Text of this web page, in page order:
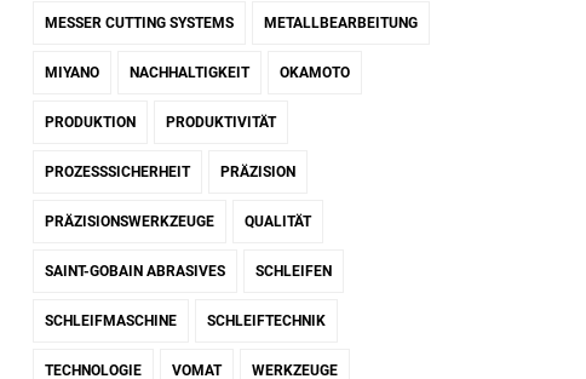
MESSER CUTTING SYSTEMS METALLBEARBEITUNG
MIYANO NACHHALTIGKEIT OKAMOTO
PRODUKTION PRODUKTIVITÄT
PROZESSSICHERHEIT PRÄZISION
PRÄZISIONSWERKZEUGE QUALITÄT
SAINT-GOBAIN ABRASIVES SCHLEIFEN
SCHLEIFMASCHINE SCHLEIFTECHNIK
TECHNOLOGIE VOMAT WERKZEUGE